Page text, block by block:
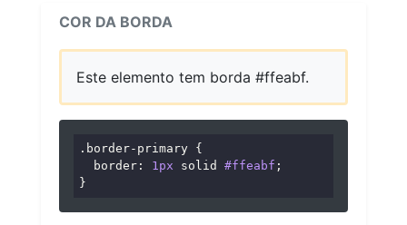
COR DA BORDA
Este elemento tem borda #ffeabf.
.border-primary {
border : 1px solid #ffeabf ;
}